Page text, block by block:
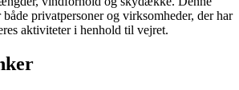
privatpersoner og virksomheder, der har
aktiviteter i henhold til vejret.